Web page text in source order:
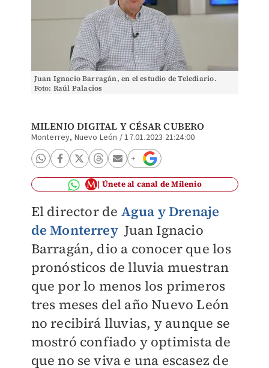
Juan Ignacio Barragán, en el estudio de Telediario.
Foto: Raúl Palacios
MILENIO DIGITAL YCÉSAR CUBERO
Monterrey, Nuevo León /17.01.2023 21:24:00
Únete al canal de Milenio
El director de Agua y Drenaje
de Monterrey Juan Ignacio
Barragán, dio a conocer que los
pronósticos de lluvia muestran
que por lo menos los primeros
tres meses del año Nuevo León
no recibirá lluvias, y aunque se
mostró confiado y optimista de
que no se viva e una escasez de